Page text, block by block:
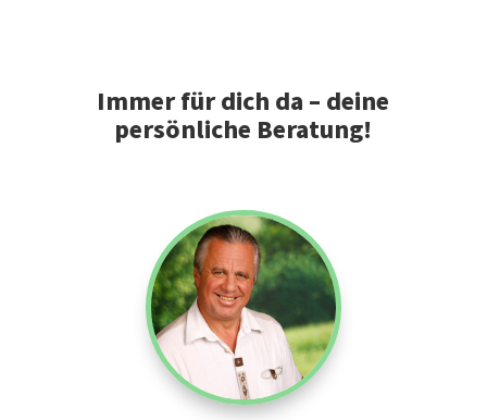
Immer für dich da – deine
persönliche Beratung!